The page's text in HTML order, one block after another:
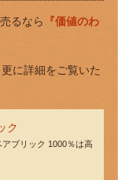
るなら
『価値のわ
に詳細をご覧いた
ク
ブリック 1000％は高